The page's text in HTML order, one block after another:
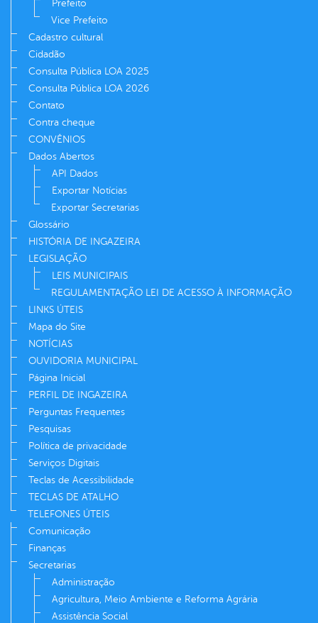
Prefeito
Vice Prefeito
Cadastro cultural
Cidadão
Consulta Pública LOA 2025
Consulta Pública LOA 2026
Contato
Contra cheque
CONVÊNIOS
Dados Abertos
API Dados
Exportar Notícias
Exportar Secretarias
Glossário
HISTÓRIA DE INGAZEIRA
LEGISLAÇÃO
LEIS MUNICIPAIS
REGULAMENTAÇÃO LEI DE ACESSO À INFORMAÇÃO
LINKS ÚTEIS
Mapa do Site
NOTÍCIAS
OUVIDORIA MUNICIPAL
Página Inicial
PERFIL DE INGAZEIRA
Perguntas Frequentes
Pesquisas
Política de privacidade
Serviços Digitais
Teclas de Acessibilidade
TECLAS DE ATALHO
TELEFONES ÚTEIS
Comunicação
Finanças
Secretarias
Administração
Agricultura, Meio Ambiente e Reforma Agrária
Assistência Social